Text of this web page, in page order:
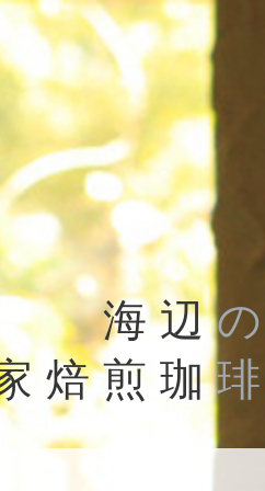
海辺
焙煎珈